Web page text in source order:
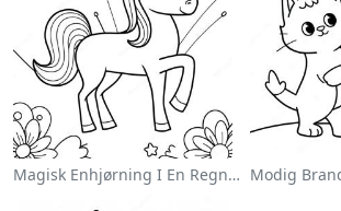
Magisk Enhjørning I En Regnbue Farvelægningsside